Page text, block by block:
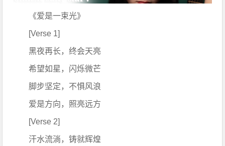
《爱是一束光》
[Verse 1]
黑夜再长，终会天亮
希望如星，闪烁微芒
脚步坚定，不惧风浪
爱是方向，照亮远方
[Verse 2]
汗水流淌，铸就辉煌